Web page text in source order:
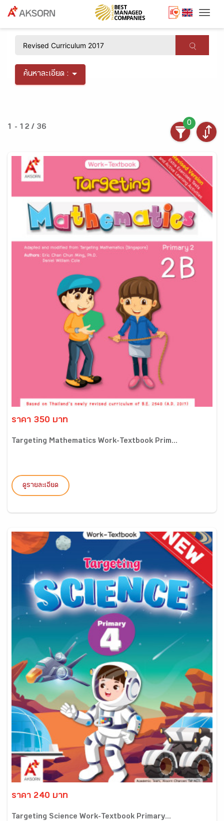
ค้นหาละเอียด :
1 - 12 / 36
0
ราคา 350 บาท
Targeting Mathematics Work-Textbook Prim...
ดูรายละเอียด
ราคา 240 บาท
Targeting Science Work-Textbook Primary...